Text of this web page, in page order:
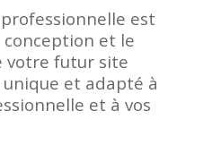
est
conception et le
votre futur site
et adapté à
et à vos